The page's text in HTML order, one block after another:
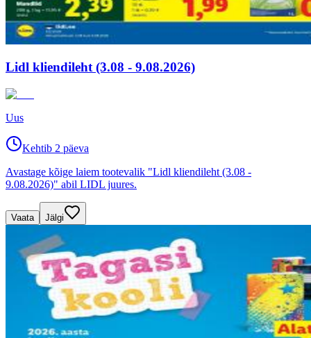
Lidl kliendileht (3.08 - 9.08.2026)
Uus
Kehtib 2 päeva
Avastage kõige laiem tootevalik "Lidl kliendileht (3.08 -
9.08.2026)" abil LIDL juures.
Vaata Jälgi